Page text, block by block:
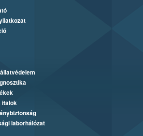
italok
laborhálózat